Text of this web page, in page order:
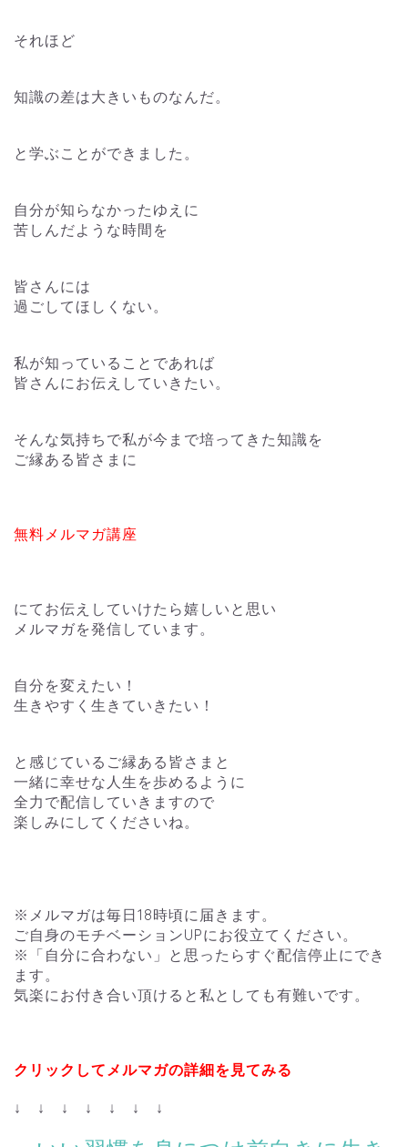
それほど
知識の差は大きいものなんだ。
と学ぶことができました。
自分が知らなかったゆえに
苦しんだような時間を
皆さんには
過ごしてほしくない。
私が知っていることであれば
皆さんにお伝えしていきたい。
そんな気持ちで私が今まで培ってきた知識を
ご縁ある皆さまに
無料メルマガ講座
にてお伝えしていけたら嬉しいと思い
メルマガを発信しています。
自分を変えたい！
生きやすく生きていきたい！
と感じているご縁ある皆さまと
一緒に幸せな人生を歩めるように
全力で配信していきますので
楽しみにしてくださいね。
※メルマガは毎日18時頃に届きます。
ご自身のモチベーションUPにお役立てください。
※「自分に合わない」と思ったらすぐ配信停止にでき
ます。
気楽にお付き合い頂けると私としても有難いです。
クリックしてメルマガの詳細を見てみる
↓ ↓ ↓ ↓ ↓ ↓ ↓